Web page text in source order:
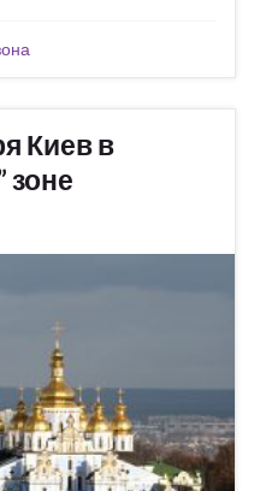
Киев в
зоне